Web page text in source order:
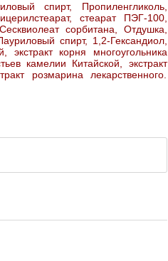
спирт, Пропиленгликоль,
стеарат ПЭГ-100,
сорбитана, Отдушка,
спирт, 1,2-Гександиол,
экстракт корня многоугольника
камелии Китайской, экстракт
розмарина лекарственного.